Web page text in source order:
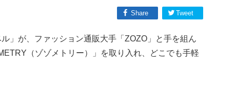
Tweet
Share
」が、ファッション通販大手「ZOZO」と手を組ん
（ゾゾメトリー）」を取り入れ、どこでも手軽